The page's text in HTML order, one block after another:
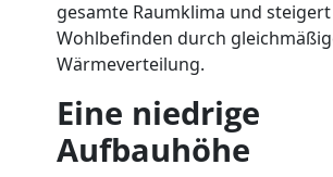
gesamte Raumklima und
Wohlbefinden durch
Wärmeverteilung.
Eine niedrige
Aufbauhöhe